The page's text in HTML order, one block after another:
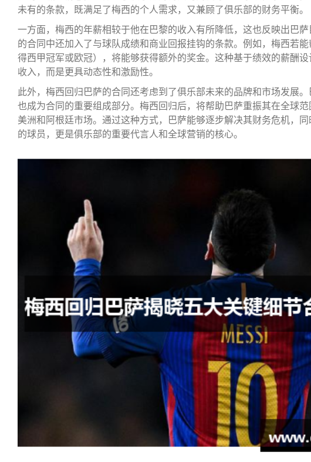
未有的条款，既满足了梅西的个人需求，又兼顾了俱乐部的财务平衡。
一方面，梅西的年薪相较于他在巴黎的收入有所降低，这也反映出巴
的合同中还加入了与球队成绩和商业回报挂钩的条款。例如，梅西若
得西甲冠军或欧冠），将能够获得额外的奖金。这种基于绩效的薪酬
收入，而是更具动态性和激励性。
此外，梅西回归巴萨的合同还考虑到了俱乐部未来的品牌和市场发展
也成为合同的重要组成部分。梅西回归后，将帮助巴萨重振其在全球
美洲和阿根廷市场。通过这种方式，巴萨能够逐步解决其财务危机，
的球员，更是俱乐部的重要代言人和全球营销的核心。